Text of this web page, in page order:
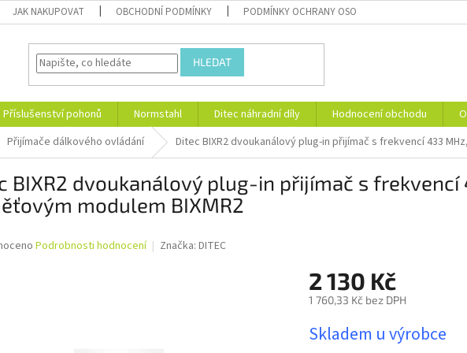
JAK NAKUPOVAT OBCHODNÍ PODMÍNKY PODMÍNKY OCHRANY OSOBNÍCH ÚDAJŮ
HLEDAT
Příslušenství pohonů Normstahl Ditec náhradní díly Hodnocení obchodu
Přijímače dálkového ovládání Ditec BIXR2 dvoukanálový plug-in přijímač s frekvencí 433
BIXR2 dvoukanálový plug-in přijímač s frekvencí
modulem BIXMR2
Podrobnosti hodnocení Značka: DITEC
2 130 Kč
1 760,33 Kč bez DPH
cena:
Skladem u výrobce